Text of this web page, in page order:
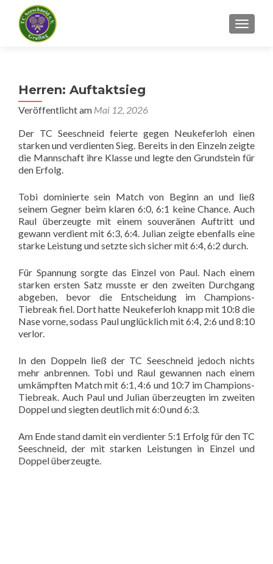
Herren: Auftaktsieg
Veröffentlicht am Mai 12, 2026
Der TC Seeschneid feierte gegen Neukeferloh einen
starken und verdienten Sieg. Bereits in den Einzeln zeigte
die Mannschaft ihre Klasse und legte den Grundstein für
den Erfolg.
Tobi dominierte sein Match von Beginn an und ließ
seinem Gegner beim klaren 6:0, 6:1 keine Chance. Auch
Raul überzeugte mit einem souveränen Auftritt und
gewann verdient mit 6:3, 6:4. Julian zeigte ebenfalls eine
starke Leistung und setzte sich sicher mit 6:4, 6:2 durch.
Für Spannung sorgte das Einzel von Paul. Nach einem
starken ersten Satz musste er den zweiten Durchgang
abgeben, bevor die Entscheidung im Champions-
Tiebreak fiel. Dort hatte Neukeferloh knapp mit 10:8 die
Nase vorne, sodass Paul unglücklich mit 6:4, 2:6 und 8:10
verlor.
In den Doppeln ließ der TC Seeschneid jedoch nichts
mehr anbrennen. Tobi und Raul gewannen nach einem
umkämpften Match mit 6:1, 4:6 und 10:7 im Champions-
Tiebreak. Auch Paul und Julian überzeugten im zweiten
Doppel und siegten deutlich mit 6:0 und 6:3.
Am Ende stand damit ein verdienter 5:1 Erfolg für den TC
Seeschneid, der mit starken Leistungen in Einzel und
Doppel überzeugte.